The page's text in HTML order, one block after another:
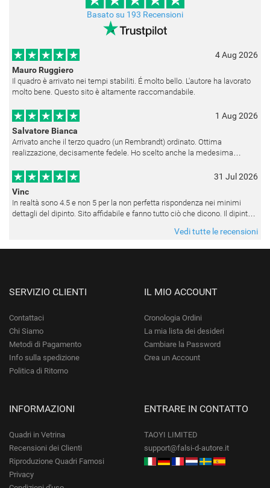
Basato su 193 Recensioni
4 Aug 2026
Mauro Ruggiero
Il quadro è arrivato nei tempi stabiliti. É molto bello. L'autore ha lavorato
molto bene. Questo sito è altamente raccomandabile.
1 Aug 2026
Salvatore Bianca
Arrivato anche il terzo quadro (un Rembrandt) ordinato. Ottima
realizzazione, decisamente fedele. Ho scelto anche la medesima
appesi
31 Jul 2026
Vinc
In realtà sono 4.5 e non 5 per la non perfetta rispondenza nei minimi
dettagli del dipinto. Sito affidabile e fanno tutto ciò che dicono. Il dipinto,
Vedi tutte le recensioni
SERVIZIO CLIENTI
Contattaci
Chi Siamo
Metodi di Pagamento
Info sulla spedizione
Politica di Ritorno
IL MIO ACCOUNT
Cronologia Ordini
La mia lista dei desideri
Cambiare la Password
Crea un Account
INFORMAZIONI
Quadri in Vetrina
Recensioni dei Clienti
Riproduzione Quadri Famosi
Privacy
ENTRARE IN CONTATTO
TAOYI LIMITED
support@falsi-d-autore.it